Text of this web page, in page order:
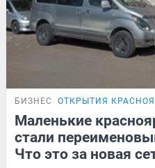
БИЗНЕС ОТКРЫТИЯ
Маленькие
стали
Что это за новая